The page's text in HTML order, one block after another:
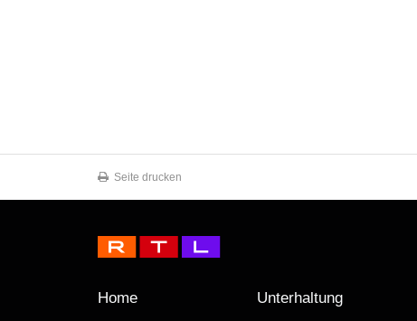
Seite drucken
Home Unterhaltung